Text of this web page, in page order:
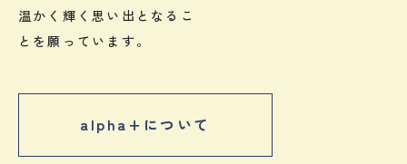
温かく輝く思い出となるこ
とを願っています。
alpha+について